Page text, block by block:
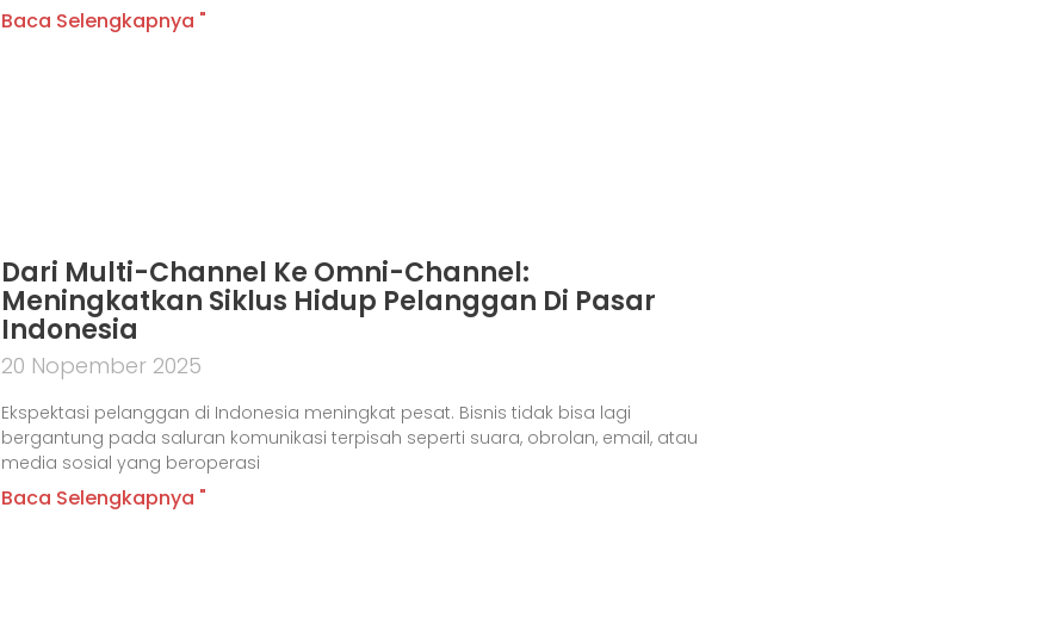
Baca Selengkapnya "
Dari Multi-Channel Ke Omni-Channel:
Meningkatkan Siklus Hidup Pelanggan Di Pasar
Indonesia
20 Nopember 2025
Ekspektasi pelanggan di Indonesia meningkat pesat. Bisnis tidak bisa lagi
bergantung pada saluran komunikasi terpisah seperti suara, obrolan, email, atau
media sosial yang beroperasi
Baca Selengkapnya "